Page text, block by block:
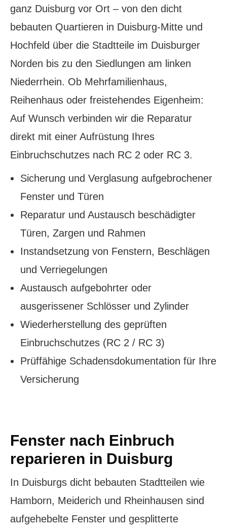
ganz Duisburg vor Ort – von den dicht
bebauten Quartieren in Duisburg-Mitte und
Hochfeld über die Stadtteile im Duisburger
Norden bis zu den Siedlungen am linken
Niederrhein. Ob Mehrfamilienhaus,
Reihenhaus oder freistehendes Eigenheim:
Auf Wunsch verbinden wir die Reparatur
direkt mit einer Aufrüstung Ihres
Einbruchschutzes nach RC 2 oder RC 3.
Sicherung und Verglasung aufgebrochener
Fenster und Türen
Reparatur und Austausch beschädigter
Türen, Zargen und Rahmen
Instandsetzung von Fenstern, Beschlägen
und Verriegelungen
Austausch aufgebohrter oder
ausgerissener Schlösser und Zylinder
Wiederherstellung des geprüften
Einbruchschutzes (RC 2 / RC 3)
Prüffähige Schadensdokumentation für Ihre
Versicherung
Fenster nach Einbruch
reparieren in Duisburg
In Duisburgs dicht bebauten Stadtteilen wie
Hamborn, Meiderich und Rheinhausen sind
aufgehebelte Fenster und gesplitterte